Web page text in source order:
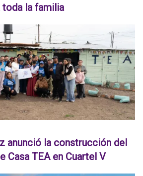
la familia
anunció la construcción del
Casa TEA en Cuartel V